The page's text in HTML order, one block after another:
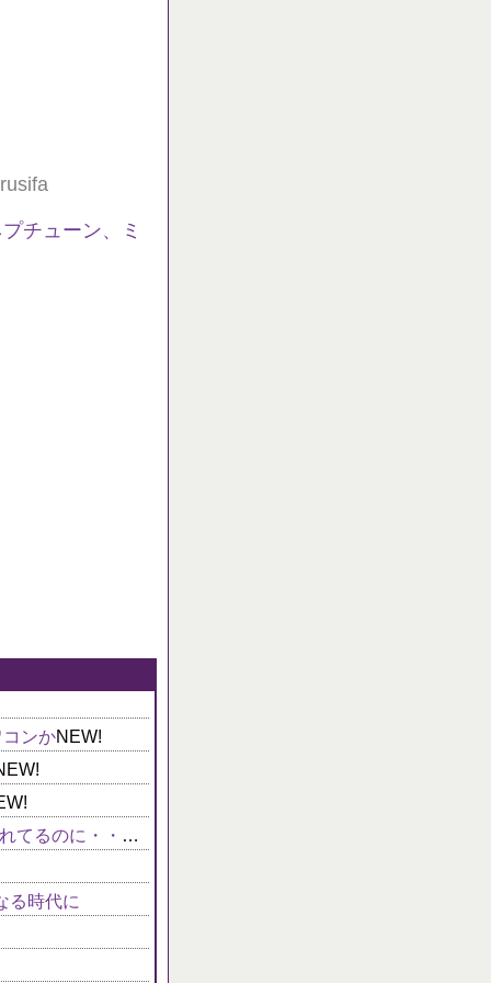
チューン、ミ
ンかNEW!
【パズドラ】夏休みガチャイベ盛り上がらんな、性能ちゃんと強いし絵も力入れてるのに・・・
る時代に